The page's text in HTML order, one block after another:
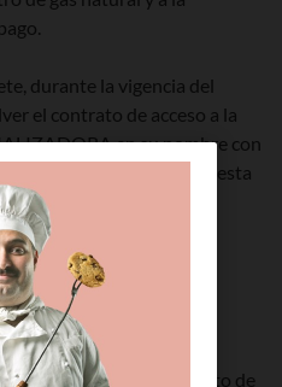
durante la vigencia del
el contrato de acceso a la
en su nombre con
El incumplimiento de esta
a
duración y
en vigor en el momento de